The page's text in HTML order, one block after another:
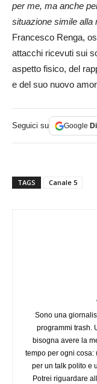
per me, ma anche
situazione simile alla
Francesco Renga,
attacchi ricevuti sui
aspetto fisico, del
e del suo nuovo
Seguici su Google
TAGS Canale 5
Sono una
programmi trash.
bisogna avere la
tempo per ogni
per un talk polito e
Potrei riguardare